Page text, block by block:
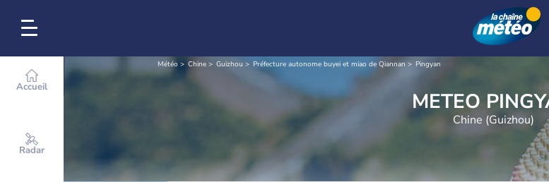
Accueil
Radar
Météo Chine Guizhou Préfecture autonome buyei et miao de Qiannan Pingyan
METEO
Chine (Guizhou)